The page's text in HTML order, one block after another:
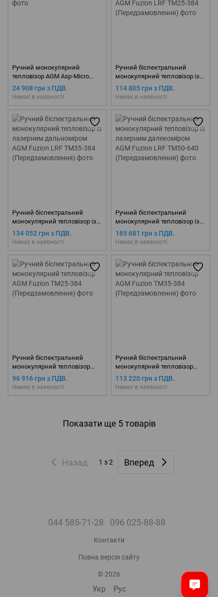
Ручний монокулярний
тепловізор AGM Asp-Micro
TM160Y (Передзамовлення)
24 908 грн з ПДВ.
Немає в наявності
Ручний біспектральний
монокулярний тепловізор із
лазерним дальноміром AGM
Fuzion LRF TM25-384
114 805 грн з ПДВ.
Немає в наявності
Ручний біспектральний
монокулярний тепловізор із
лазерним дальноміром AGM
Fuzion LRF TM35-384
134 052 грн з ПДВ.
Немає в наявності
Ручний біспектральний
монокулярний тепловізор із
лазерним далекоміром AGM
Fuzion LRF TM50-640
185 681 грн з ПДВ.
Немає в наявності
Ручний біспектральний
монокулярний тепловізор
AGM Fuzion TM25-384
(Передзамовлення)
96 916 грн з ПДВ.
Немає в наявності
Ручний біспектральний
монокулярний тепловізор
AGM Fuzion TM35-384
(Передзамовлення)
113 220 грн з ПДВ.
Немає в наявності
Показати ще 5 товарів
Назад 1 з 2 Вперед
044 585-71-28 096 025-88-88
Контакти
Повна версія сайту
© 2026
Укр Рус